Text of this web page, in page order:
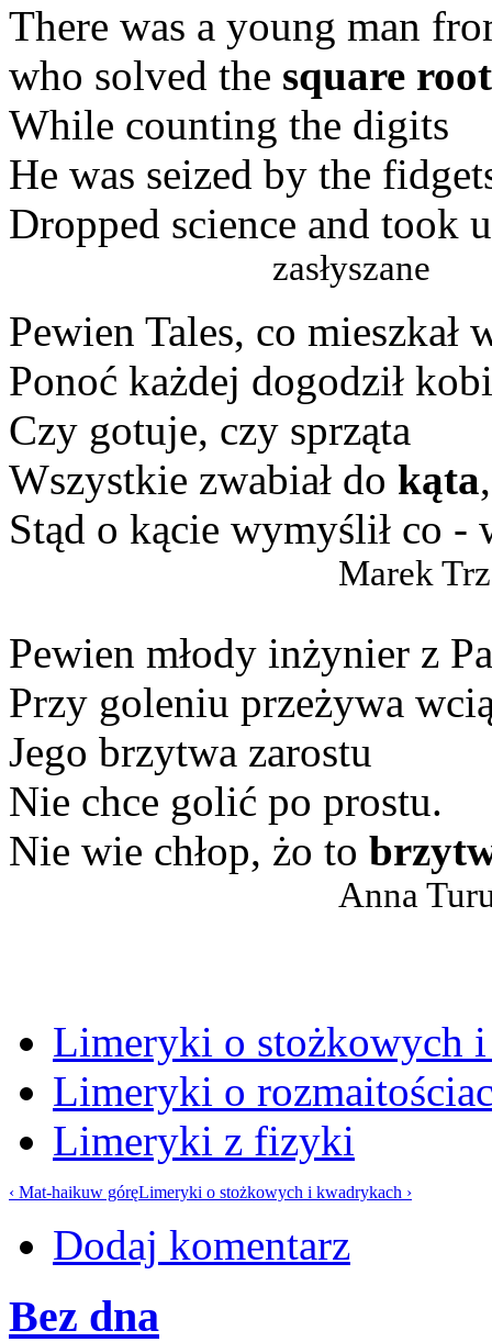
There was a young man
who solved the square root
While counting the digits
He was seized by the
Dropped science and took
zasłyszane
Pewien Tales, co mieszkał
Ponoć każdej dogodził
Czy gotuje, czy sprząta
Wszystkie zwabiał do kąta,
Stąd o kącie wymyślił co -
Marek
Pewien młody inżynier z
Przy goleniu przeżywa
Jego brzytwa zarostu
Nie chce golić po prostu.
Nie wie chłop, żo to
Anna
Limeryki o stożkowych
Limeryki o
Limeryki z fizyki
‹ Mat-haikuw góręLimeryki o stożkowych i kwadrykach ›
Dodaj komentarz
Bez dna